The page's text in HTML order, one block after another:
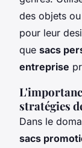
des objets
pour leur
que sacs
entreprise
stratégies
Dans le
sacs